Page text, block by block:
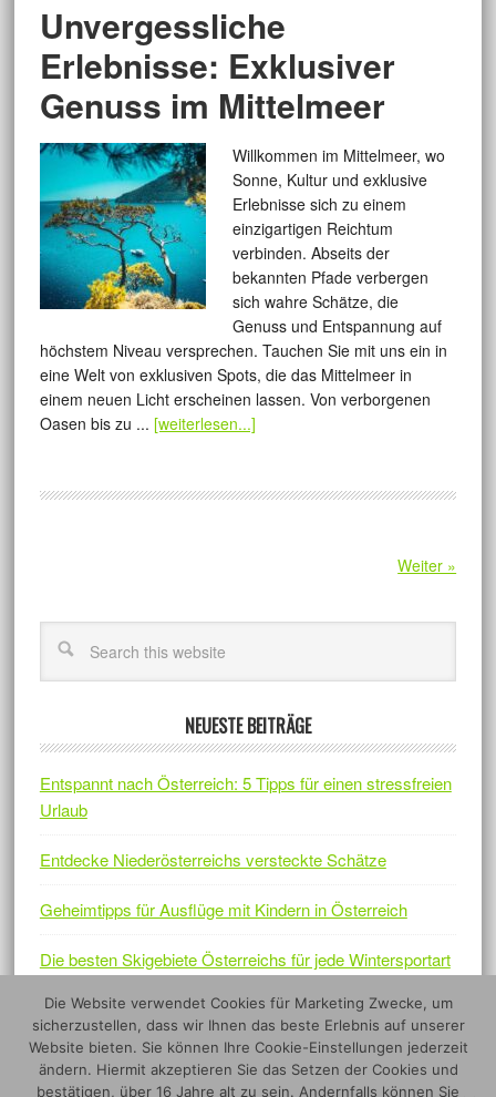
Unvergessliche
Erlebnisse: Exklusiver
Genuss im Mittelmeer
Willkommen im Mittelmeer, wo
Sonne, Kultur und exklusive
Erlebnisse sich zu einem
einzigartigen Reichtum
verbinden. Abseits der
bekannten Pfade verbergen
sich wahre Schätze, die
Genuss und Entspannung auf
höchstem Niveau versprechen. Tauchen Sie mit uns ein in
eine Welt von exklusiven Spots, die das Mittelmeer in
einem neuen Licht erscheinen lassen. Von verborgenen
Oasen bis zu ... [weiterlesen...]
Weiter »
NEUESTE BEITRÄGE
Entspannt nach Österreich: 5 Tipps für einen stressfreien
Urlaub
Entdecke Niederösterreichs versteckte Schätze
Geheimtipps für Ausflüge mit Kindern in Österreich
Die besten Skigebiete Österreichs für jede Wintersportart
Österreichs Naturjuwelen – Fünf Nationalparks, die sich
lohnen
Die Website verwendet Cookies für Marketing Zwecke, um
sicherzustellen, dass wir Ihnen das beste Erlebnis auf unserer
Website bieten. Sie können Ihre Cookie-Einstellungen jederzeit
ändern. Hiermit akzeptieren Sie das Setzen der Cookies und
bestätigen, über 16 Jahre alt zu sein. Andernfalls können Sie